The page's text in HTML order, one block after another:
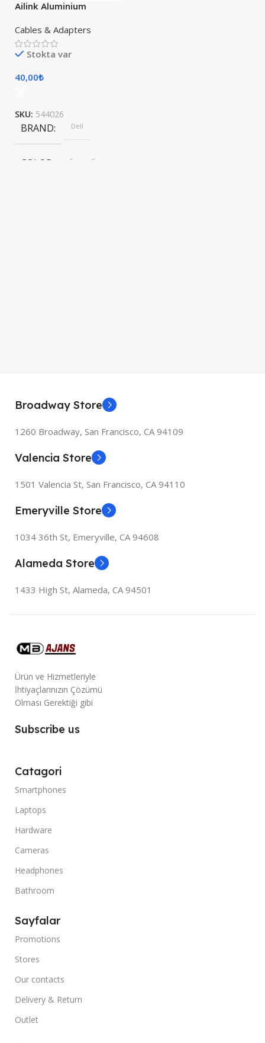
Ailink Aluminium
Cables & Adapters
Stokta var
40,00₺
SKU: 544026
BRAND Dell
COLOR Space Gray
Broadway Store
1260 Broadway, San Francisco, CA 94109
Valencia Store
1501 Valencia St, San Francisco, CA 94110
Emeryville Store
1034 36th St, Emeryville, CA 94608
Alameda Store
1433 High St, Alameda, CA 94501
Ürün ve Hizmetleriyle
İhtiyaçlarınızın Çözümü
Olması Gerektiği gibi
Subscribe us
Catagori
Smartphones
Laptops
Hardware
Cameras
Headphones
Bathroom
Sayfalar
Promotions
Stores
Our contacts
Delivery & Return
Outlet